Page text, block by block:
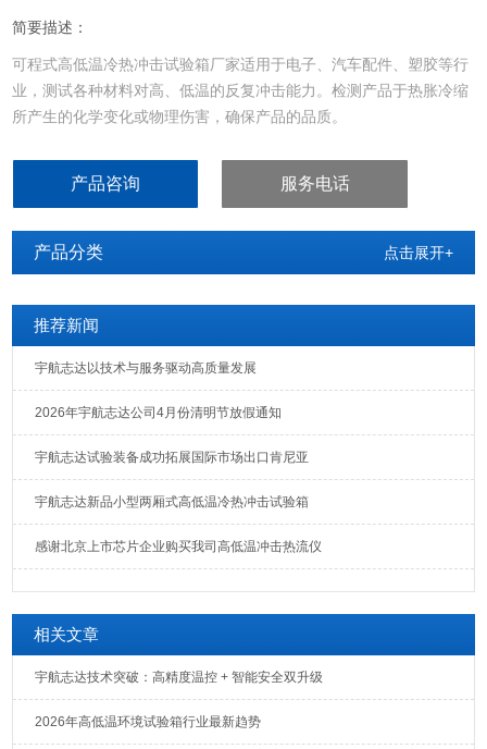
简要描述：
可程式高低温冷热冲击试验箱厂家适用于电子、汽车配件、塑胶等行
业，测试各种材料对高、低温的反复冲击能力。检测产品于热胀冷缩
所产生的化学变化或物理伤害，确保产品的品质。
产品咨询 服务电话
产品分类 点击展开+
推荐新闻
宇航志达以技术与服务驱动高质量发展
2026年宇航志达公司4月份清明节放假通知
宇航志达试验装备成功拓展国际市场出口肯尼亚
宇航志达新品小型两厢式高低温冷热冲击试验箱
感谢北京上市芯片企业购买我司高低温冲击热流仪
相关文章
宇航志达技术突破：高精度温控 + 智能安全双升级
2026年高低温环境试验箱行业最新趋势